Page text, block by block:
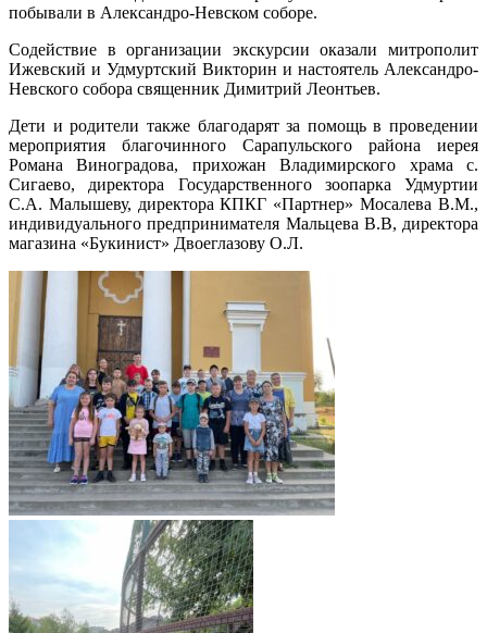
побывали в Александро-Невском соборе.
Содействие в организации экскурсии оказали митрополит
Ижевский и Удмуртский Викторин и настоятель Александро-
Невского собора священник Димитрий Леонтьев.
Дети и родители также благодарят за помощь в проведении
мероприятия благочинного Сарапульского района иерея
Романа Виноградова, прихожан Владимирского храма с.
Сигаево, директора Государственного зоопарка Удмуртии
С.А. Малышеву, директора КПКГ «Партнер» Мосалева В.М.,
индивидуального предпринимателя Мальцева В.В, директора
магазина «Букинист» Двоеглазову О.Л.